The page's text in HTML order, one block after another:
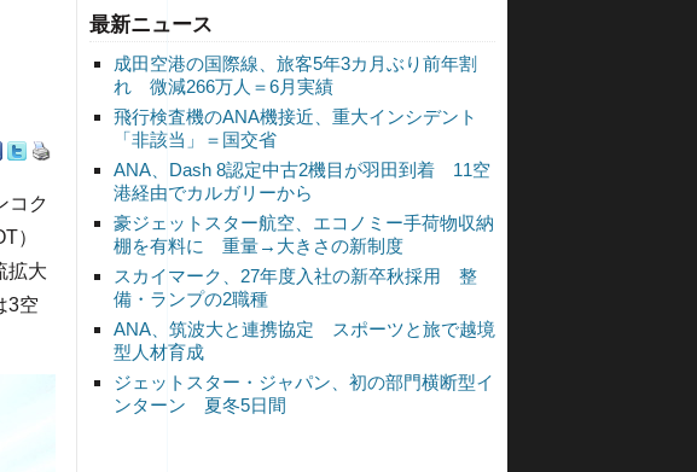
最新ニュース
成田空港の国際線、旅客5年3カ月ぶり前年割
れ 微減266万人＝6月実績
飛行検査機のANA機接近、重大インシデント
「非該当」＝国交省
ANA、Dash 8認定中古2機目が羽田到着 11空
港経由でカルガリーから
豪ジェットスター航空、エコノミー手荷物収納
棚を有料に 重量→大きさの新制度
スカイマーク、27年度入社の新卒秋採用 整
備・ランプの2職種
ANA、筑波大と連携協定 スポーツと旅で越境
型人材育成
ジェットスター・ジャパン、初の部門横断型イ
ンターン 夏冬5日間
コク
）
拡大
3空